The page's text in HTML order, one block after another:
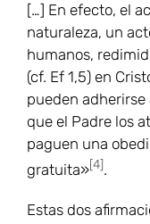
[…] En efecto, el
naturaleza, un
humanos,
(cf. Ef 1,5) en
pueden adherirse
que el Padre los
paguen una
gratuita»[4].
Estas dos